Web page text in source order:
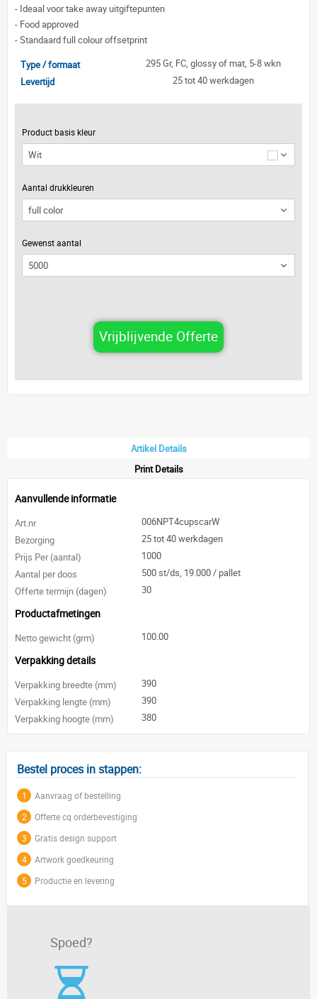
- Ideaal voor take away uitgiftepunten
- Food approved
-Standaard full colour offsetprint
Type / formaat
295 Gr, FC, glossy of mat, 5-8 wkn
Levertijd
25 tot 40 werkdagen
Product basis kleur
Wit
Aantal drukkleuren
Gewenst aantal
Vrijblijvende Offerte
Artikel Details
Print Details
Aanvullende informatie
Art.nr
006NPT4cupscarW
Bezorging
25 tot 40 werkdagen
Prijs Per (aantal)
1000
Aantal per doos
500 st/ds, 19.000 / pallet
Offerte termijn (dagen)
30
Productafmetingen
Netto gewicht (grm) 100.00
Verpakking details
Verpakking breedte (mm)
390
Verpakking lengte (mm)
390
Verpakking hoogte (mm)
380
Bestel proces in stappen:
1
Aanvraag of bestelling
2
Offerte cq orderbevestiging
3
Gratis design support
4
Artwork goedkeuring
5
Productie en levering
Spoed?